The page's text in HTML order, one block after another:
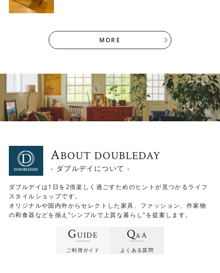
※配送日はご指定いただけますが、時間指定
ご了承ください。
MORE
ABOUT DOUBLEDAY
- ダブルデイについて -
ダブルデイは1日を2倍楽しく過ごすためのヒントが見つかるライフ
スタイルショップです。
オリジナルや国内外からセレクトした家具、ファッション、作家物
の和食器などを揃え“シンプルで上質な暮らし”を提案します。
GUIDE
ご利用ガイド
Q&A
よくある質問